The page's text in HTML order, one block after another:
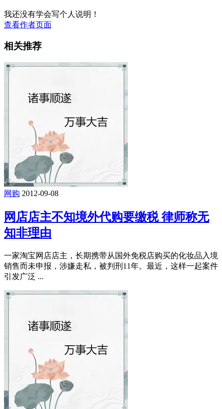
我还没有学会写个人说明！
查看作者页面
相关推荐
网购 2012-09-08
网店店主不知境外代购要缴税 律师称无
知非理由
一家淘宝网店店主，长期携带从国外免税店购买的化妆品入境
销售而未申报，涉嫌走私，被判刑11年。最近，这样一起案件
引发广泛 ...